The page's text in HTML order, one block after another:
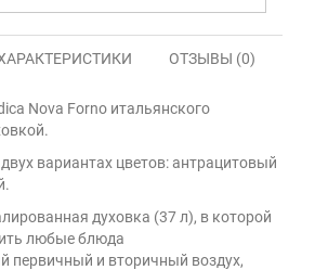
ОТЗЫВЫ (0)
Nova Forno итальянского
вариантах цветов: антрацитовый
духовка (37 л), в которой
любые блюда
первичный и вторичный воздух,